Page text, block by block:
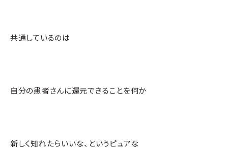
共通しているのは
自分の患者さんに還元できることを何か
新しく知れたらいいな、というピュアな